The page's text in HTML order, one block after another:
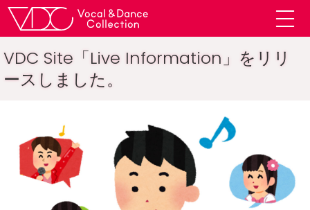
VDC Site「Live Information」をリリ
ースしました。